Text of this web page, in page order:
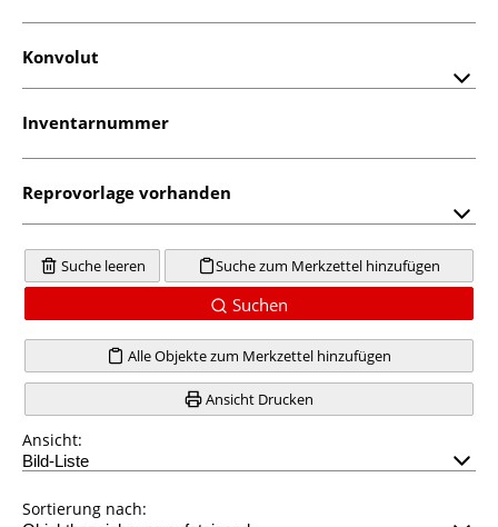
Konvolut
Inventarnummer
Reprovorlage vorhanden
Suche leeren Suche zum Merkzettel hinzufügen
Suchen
Alle Objekte zum Merkzettel hinzufügen
Ansicht Drucken
Ansicht:
Sortierung nach: